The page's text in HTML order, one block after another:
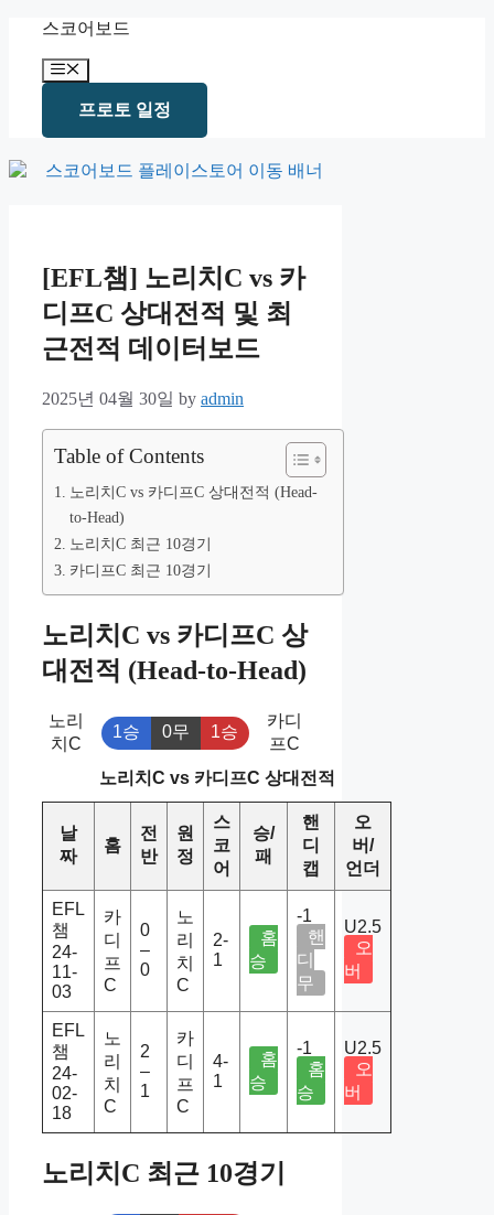
content
스코어보드
Menu
프로토 일정
[EFL챔] 노리치C vs 카
디프C 상대전적 및 최
근전적 데이터보드
2025년 04월 30일 by admin
Table of Contents
노리치C vs 카디프C 상대전적 (Head-
to-Head)
노리치C 최근 10경기
카디프C 최근 10경기
노리치C vs 카디프C 상
대전적 (Head-to-Head)
노리
치C
1승 0무 1승
카디
프C
노리치C vs 카디프C 상대전적
날
짜
홈
전
반
원
정
스
코
어
승/
패
핸
디
캡
오
버/
언더
EFL
챔
24-
11-
03
카
디
프
C
0
–
0
노
리
치
C
2-
1
홈
승
-1
핸
디
무
U2.5
오
버
EFL
챔
24-
02-
18
노
리
치
C
2
–
1
카
디
프
C
4-
1
홈
승
-1
홈
승
U2.5
오
버
노리치C 최근 10경기